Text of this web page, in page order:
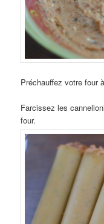
Préchauffez votre four
Farcissez les
four.